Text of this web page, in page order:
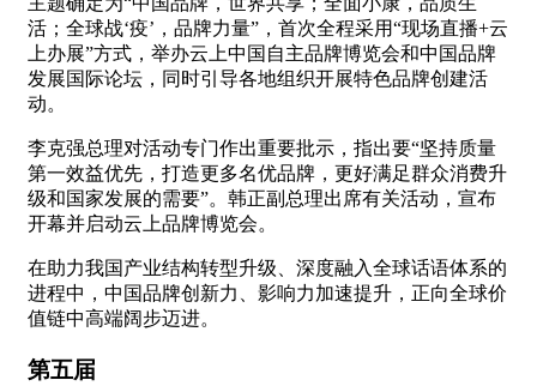
活；全球战‘疫’，品牌力量”，首次全程采用“现场直播+云
上办展”方式，举办云上中国自主品牌博览会和中国品牌
发展国际论坛，同时引导各地组织开展特色品牌创建活
动。
李克强总理对活动专门作出重要批示，指出要“坚持质量
第一效益优先，打造更多名优品牌，更好满足群众消费升
级和国家发展的需要”。韩正副总理出席有关活动，宣布
开幕并启动云上品牌博览会。
在助力我国产业结构转型升级、深度融入全球话语体系的
进程中，中国品牌创新力、影响力加速提升，正向全球价
值链中高端阔步迈进。
第五届